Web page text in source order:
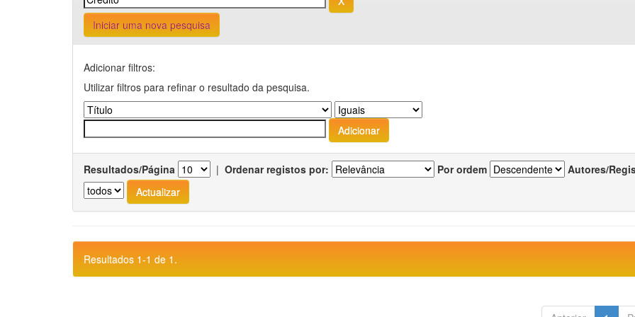
Iniciar uma nova pesquisa
Adicionar filtros:
Utilizar filtros para refinar o resultado da pesquisa.
Resultados/Página | Ordenar registos por: Por ordem Autores/
Resultados 1-1 de 1.